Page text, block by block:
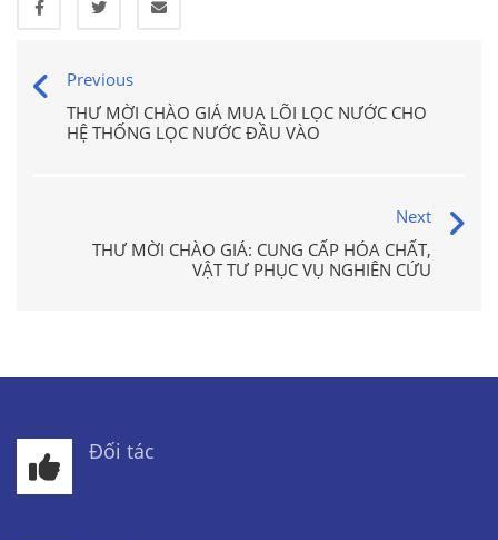
Previous
THƯ MỜI CHÀO GIÁ MUA LÕI LỌC NƯỚC CHO
HỆ THỐNG LỌC NƯỚC ĐẦU VÀO
Next
THƯ MỜI CHÀO GIÁ: CUNG CẤP HÓA CHẤT,
VẬT TƯ PHỤC VỤ NGHIÊN CỨU
Đối tác